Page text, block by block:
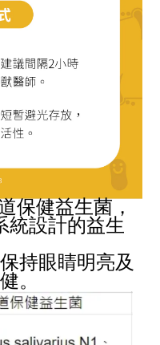
保健益生菌，
統設計的益生
持眼睛明亮及
。